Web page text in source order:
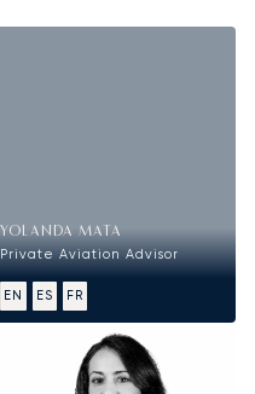
YOLANDA MATA
Private Aviation Advisor
EN ES FR